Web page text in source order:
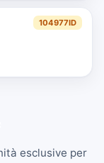
104977ID
esclusive per